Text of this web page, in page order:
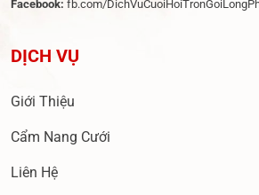
Facebook: fb.com/
DỊCH VỤ
Giới Thiệu
Cẩm Nang Cưới
Liên Hệ